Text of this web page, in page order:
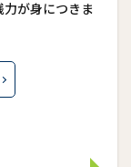
が身につきま